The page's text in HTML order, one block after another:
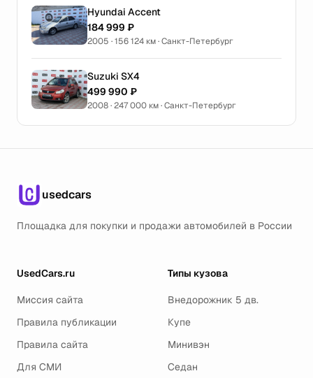
Hyundai Accent
184 999 ₽
2005 · 156 124 км · Санкт-Петербург
Suzuki SX4
499 990 ₽
2008 · 247 000 км · Санкт-Петербург
usedcars
Площадка для покупки и продажи автомобилей в России
UsedCars.ru
Миссия сайта
Правила публикации
Правила сайта
Для СМИ
Типы кузова
Внедорожник 5 дв.
Купе
Минивэн
Седан